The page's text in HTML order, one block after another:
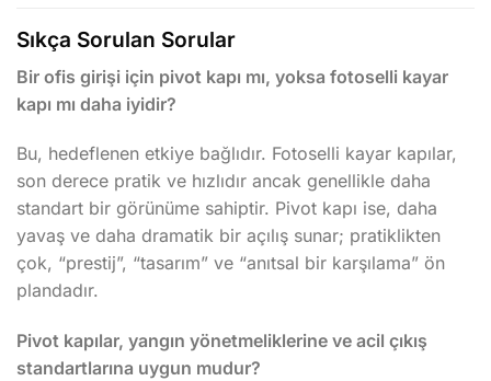
Sıkça Sorulan Sorular
Bir ofis girişi için pivot kapı mı, yoksa fotoselli kayar
kapı mı daha iyidir?
Bu, hedeflenen etkiye bağlıdır. Fotoselli kayar kapılar,
son derece pratik ve hızlıdır ancak genellikle daha
standart bir görünüme sahiptir. Pivot kapı ise, daha
yavaş ve daha dramatik bir açılış sunar; pratiklikten
çok, “prestij”, “tasarım” ve “anıtsal bir karşılama” ön
plandadır.
Pivot kapılar, yangın yönetmeliklerine ve acil çıkış
standartlarına uygun mudur?